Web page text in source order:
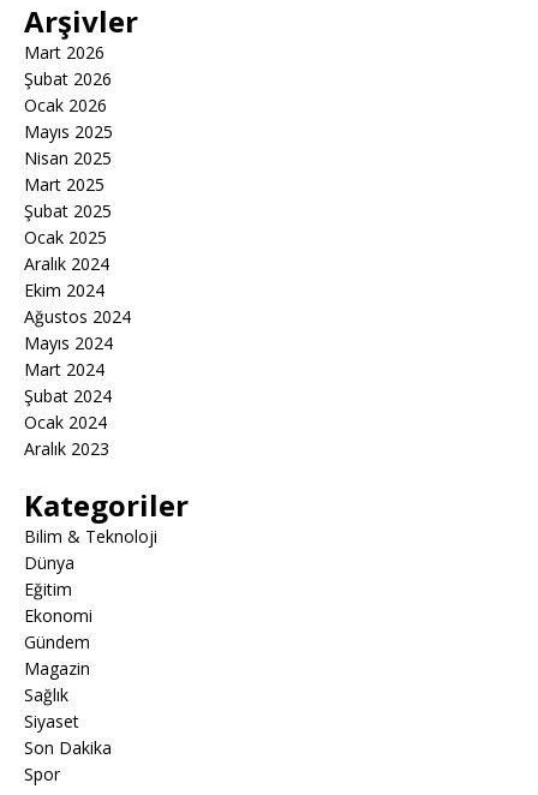
Arşivler
Mart 2026
Şubat 2026
Ocak 2026
Mayıs 2025
Nisan 2025
Mart 2025
Şubat 2025
Ocak 2025
Aralık 2024
Ekim 2024
Ağustos 2024
Mayıs 2024
Mart 2024
Şubat 2024
Ocak 2024
Aralık 2023
Kategoriler
Bilim & Teknoloji
Dünya
Eğitim
Ekonomi
Gündem
Magazin
Sağlık
Siyaset
Son Dakika
Spor